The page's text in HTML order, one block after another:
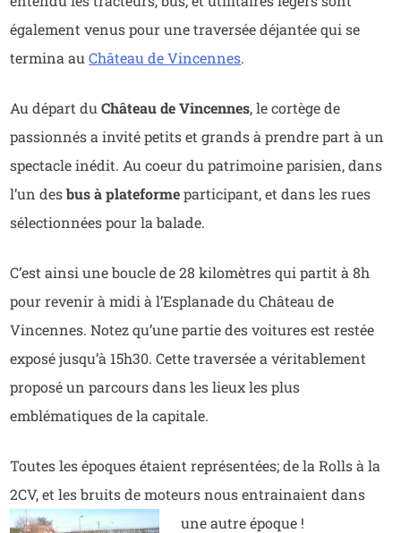
également venus pour une traversée déjantée qui se
termina auChâteau de Vincennes.
Au départ duChâteau de Vincennes, le cortège de
passionnés a invité petits et grands à prendre part à un
spectacle inédit. Au coeur du patrimoine parisien, dans
l’un desbus à plateformeparticipant, et dans les rues
sélectionnées pour la balade.
C’est ainsi une boucle de 28 kilomètres qui partit à 8h
pour revenir à midi à l’Esplanade du Château de
Vincennes. Notez qu’une partie des voitures est restée
exposé jusqu’à 15h30. Cette traversée a véritablement
proposé un parcours dans les lieux les plus
emblématiques de la capitale.
Toutes les époques étaient représentées; de la Rolls à la
2CV, et les bruits de moteurs nous entrainaient dans
une autre époque !